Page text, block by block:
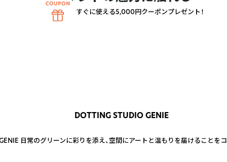
DOTTING STUDIO GENIE
日常のグリーンに彩りを添え、空間にアートと温もりを届けることを
すぐに使える5,000円クーポンプレゼント！